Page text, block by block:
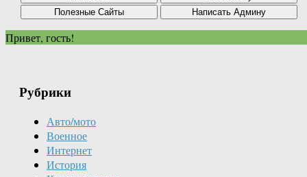
Привет, гость!
Рубрики
Авто/мото
Военное
Интернет
История